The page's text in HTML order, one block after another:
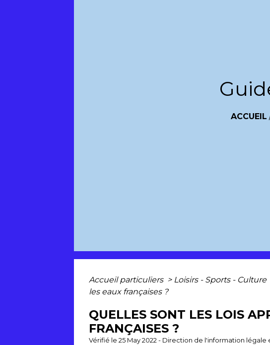
ACCUEIL
Accueil particuliers > Loisirs - Sports - Culture
les eaux françaises ?
QUELLES SONT LES LOIS
FRANÇAISES ?
Vérifié le 25 May 2022 - Direction de l'information